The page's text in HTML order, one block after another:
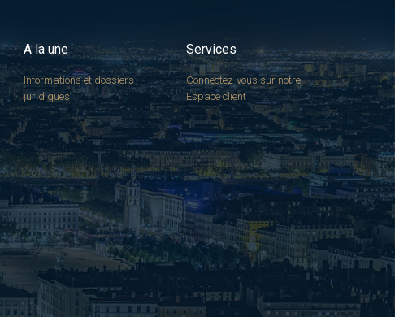
A la une
Informations et dossiers
juridiques
Services
Connectez-vous sur notre
Espace client